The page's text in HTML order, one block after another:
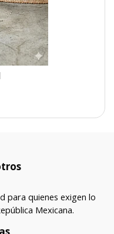
para quienes exigen lo
Mexicana.